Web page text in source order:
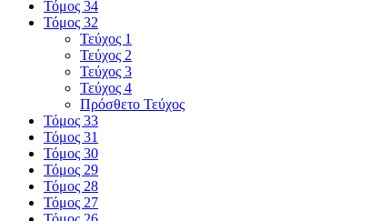
Τόμος 34
Τόμος 32
Τεύχος 1
Τεύχος 2
Τεύχος 3
Τεύχος 4
Πρόσθετο Τεύχος
Τόμος 33
Τόμος 31
Τόμος 30
Τόμος 29
Τόμος 28
Τόμος 27